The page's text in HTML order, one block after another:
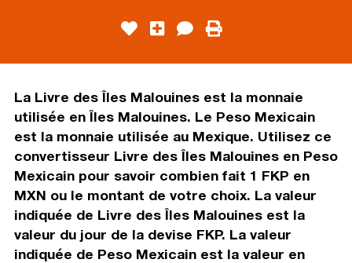
La Livre des Îles Malouines est la monnaie
utilisée en Îles Malouines. Le Peso Mexicain
est la monnaie utilisée au Mexique. Utilisez ce
convertisseur Livre des Îles Malouines en Peso
Mexicain pour savoir combien fait 1 FKP en
MXN ou le montant de votre choix. La valeur
indiquée de Livre des Îles Malouines est la
valeur du jour de la devise FKP. La valeur
indiquée de Peso Mexicain est la valeur en